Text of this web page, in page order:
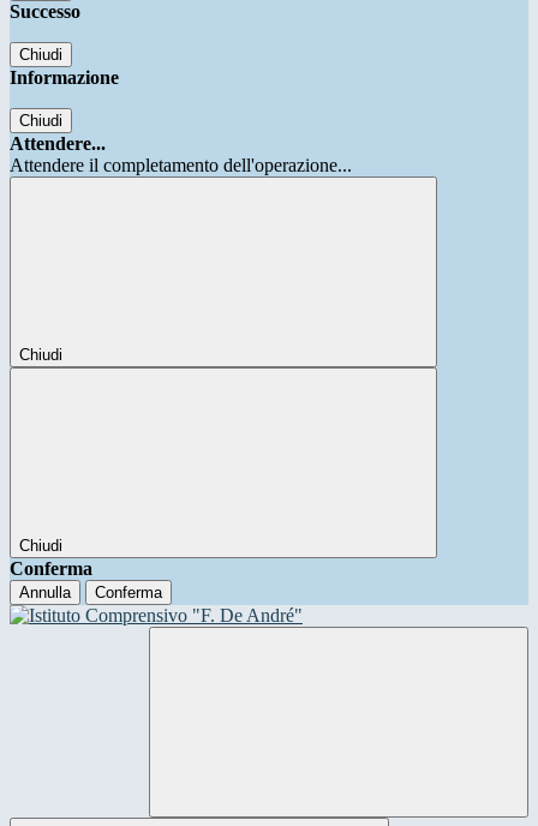
Successo
Chiudi
Informazione
Chiudi
Attendere...
Attendere il completamento dell'operazione...
Chiudi
Chiudi
Conferma
Annulla Conferma